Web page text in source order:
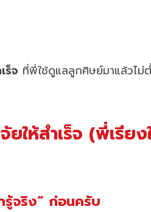
ร็จ ที่พี่ใช้ดูแลลูกศิษย์มาแล้วไม่
ให้สำเร็จ (พี่เรีย
รู้จริง” ก่อนครับ